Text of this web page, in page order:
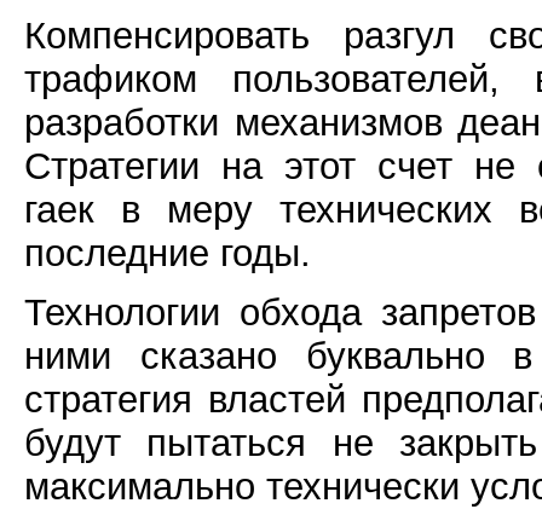
Компенсировать разгул
трафиком
разработки механизмов
Стратегии на этот счет не
гаек в меру технических
последние годы.
Технологии обхода
ними сказано буквально
стратегия властей
будут пытаться не
максимально технически